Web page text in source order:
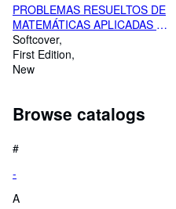
PROBLEMAS RESUELTOS DE
MATEMÁTICAS APLICADAS A
LA ECONOMÍA Y A LA
EMPRESA. 2 ED
Softcover
First Edition
New
Browse catalogs
#
-
A